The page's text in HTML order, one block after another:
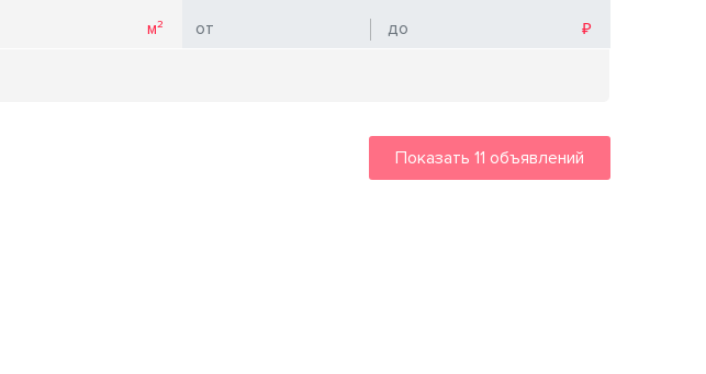
Показать 11 объявлений